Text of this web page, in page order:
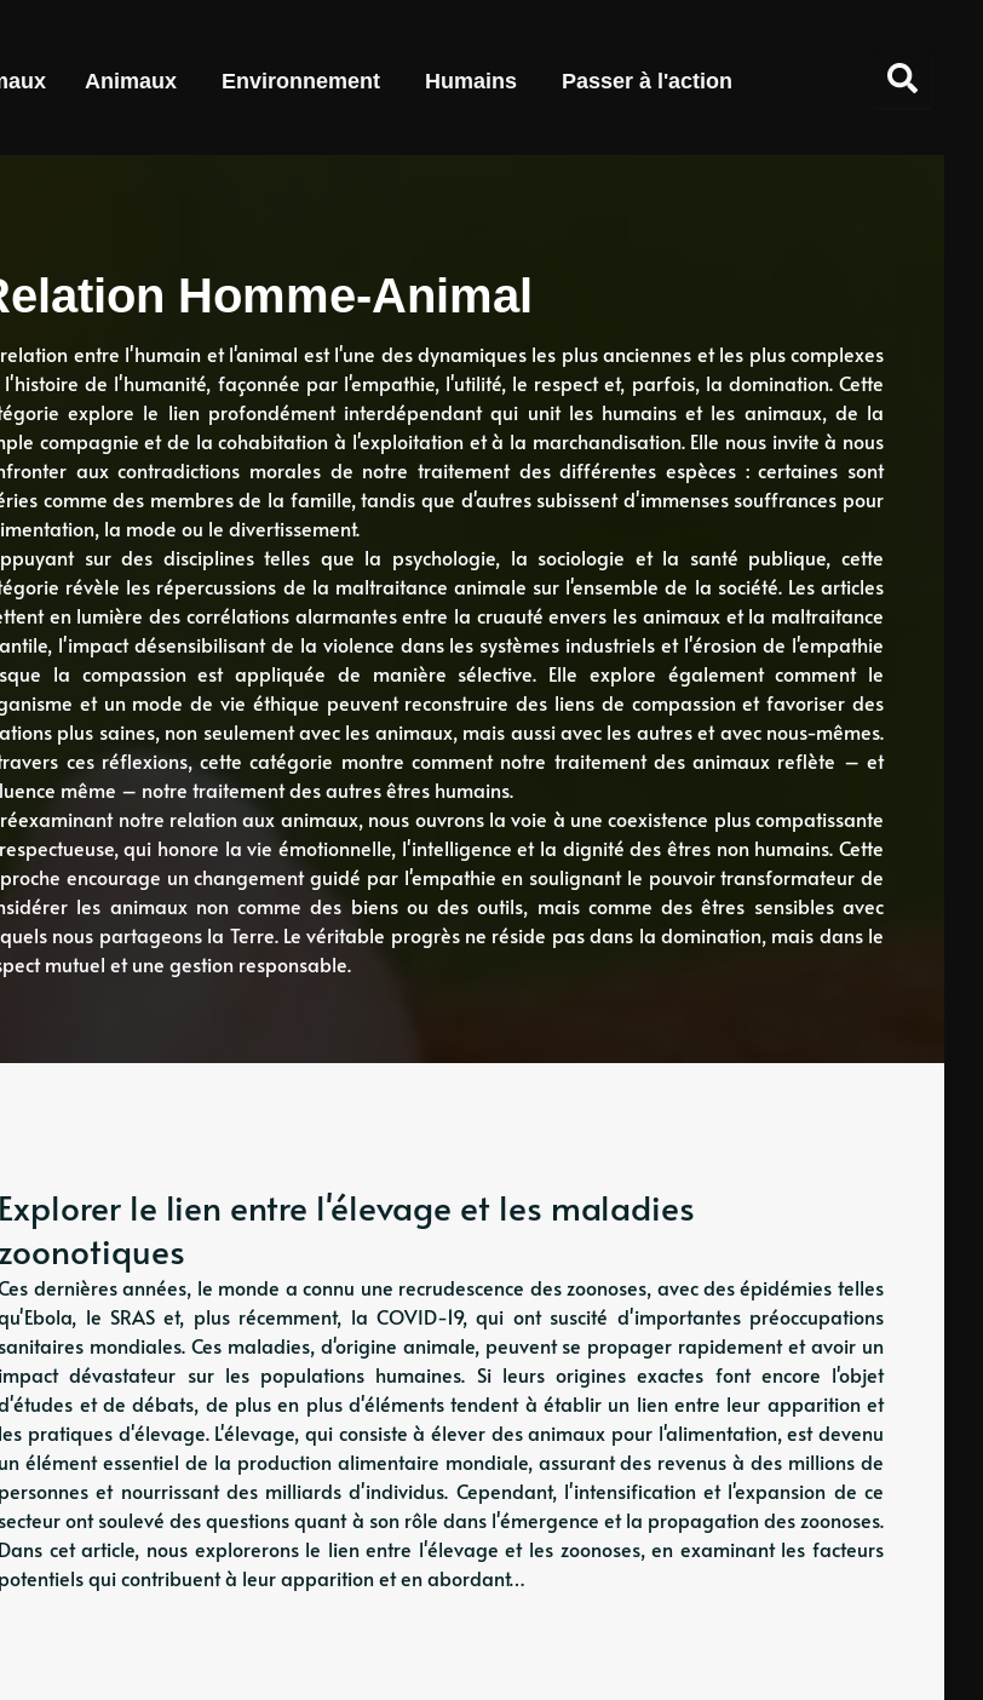
Animaux Environnement Humains Passer à l'action
Homme-Animal
entre l'humain et l'animal est l'une des dynamiques les plus anciennes et les plus complexes
de l'humanité, façonnée par l'empathie, l'utilité, le respect et, parfois, la domination. Cette
explore le lien profondément interdépendant qui unit les humains et les animaux, de la
compagnie et de la cohabitation à l'exploitation et à la marchandisation. Elle nous invite à nous
aux contradictions morales de notre traitement des différentes espèces : certaines sont
comme des membres de la famille, tandis que d'autres subissent d'immenses souffrances pour
la mode ou le divertissement.
sur des disciplines telles que la psychologie, la sociologie et la santé publique, cette
révèle les répercussions de la maltraitance animale sur l'ensemble de la société. Les articles
en lumière des corrélations alarmantes entre la cruauté envers les animaux et la maltraitance
l'impact désensibilisant de la violence dans les systèmes industriels et l'érosion de l'empathie
la compassion est appliquée de manière sélective. Elle explore également comment le
et un mode de vie éthique peuvent reconstruire des liens de compassion et favoriser des
plus saines, non seulement avec les animaux, mais aussi avec les autres et avec nous-mêmes.
ces réflexions, cette catégorie montre comment notre traitement des animaux reflète – et
même – notre traitement des autres êtres humains.
réexaminant notre relation aux animaux, nous ouvrons la voie à une coexistence plus compatissante
qui honore la vie émotionnelle, l'intelligence et la dignité des êtres non humains. Cette
encourage un changement guidé par l'empathie en soulignant le pouvoir transformateur de
les animaux non comme des biens ou des outils, mais comme des êtres sensibles avec
nous partageons la Terre. Le véritable progrès ne réside pas dans la domination, mais dans le
mutuel et une gestion responsable.
Explorer le lien entre l'élevage et les maladies
dernières années, le monde a connu une recrudescence des zoonoses, avec des épidémies telles
le SRAS et, plus récemment, la COVID-19, qui ont suscité d'importantes préoccupations
sanitaires mondiales. Ces maladies, d'origine animale, peuvent se propager rapidement et avoir un
impact dévastateur sur les populations humaines. Si leurs origines exactes font encore l'objet
et de débats, de plus en plus d'éléments tendent à établir un lien entre leur apparition et
les pratiques d'élevage. L'élevage, qui consiste à élever des animaux pour l'alimentation, est devenu
un élément essentiel de la production alimentaire mondiale, assurant des revenus à des millions de
personnes et nourrissant des milliards d'individus. Cependant, l'intensification et l'expansion de ce
secteur ont soulevé des questions quant à son rôle dans l'émergence et la propagation des zoonoses.
Dans cet article, nous explorerons le lien entre l'élevage et les zoonoses, en examinant les facteurs
potentiels qui contribuent à leur apparition et en abordant…